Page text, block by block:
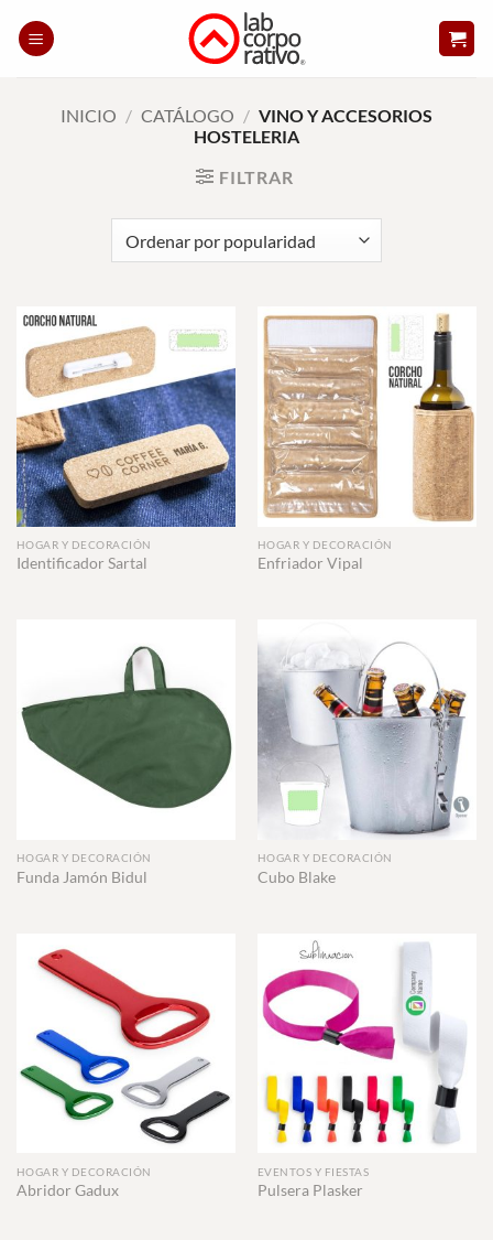
INICIO / CATÁLOGO / VINO Y ACCESORIOS
HOSTELERIA
FILTRAR
HOGAR Y DECORACIÓN
Identificador Sartal
HOGAR Y DECORACIÓN
Enfriador Vipal
HOGAR Y DECORACIÓN
Funda Jamón Bidul
HOGAR Y DECORACIÓN
Cubo Blake
HOGAR Y DECORACIÓN
Abridor Gadux
EVENTOS Y FIESTAS
Pulsera Plasker